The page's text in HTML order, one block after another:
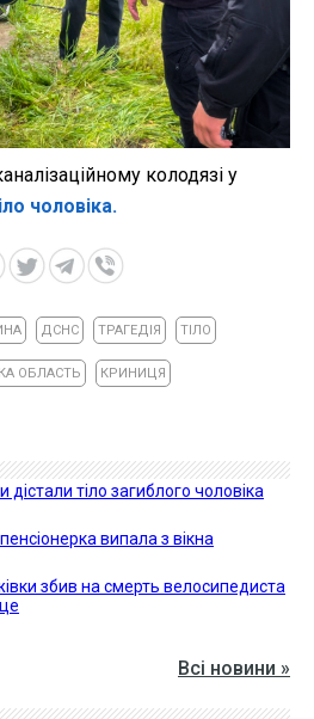
колодязі у
чоловіка.
ДСНС ТРАГЕДІЯ ТІЛО
ОБЛАСТЬ КРИНИЦЯ
тіло загиблого чоловіка
випала з вікна
збив на смерть велосипедиста
Всі новини »